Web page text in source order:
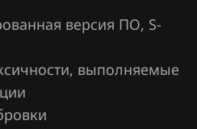
версия ПО, S-
выполняемые